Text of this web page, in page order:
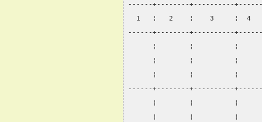
------+--------+----------+------
1   ¦   2    ¦    3     ¦  4
------+--------+----------+------
¦        ¦          ¦
¦        ¦          ¦
¦        ¦          ¦
------+--------+----------+------
¦        ¦          ¦
¦        ¦          ¦